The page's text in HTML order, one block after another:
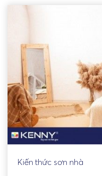
Kiến thức sơn nhà